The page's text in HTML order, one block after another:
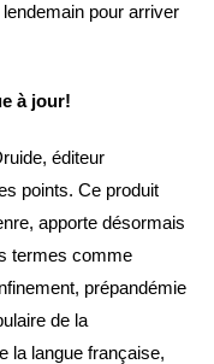
pour arriver
à jour!
éditeur
points. Ce produit
apporte désormais
termes comme
prépandémie
de la
la langue française,